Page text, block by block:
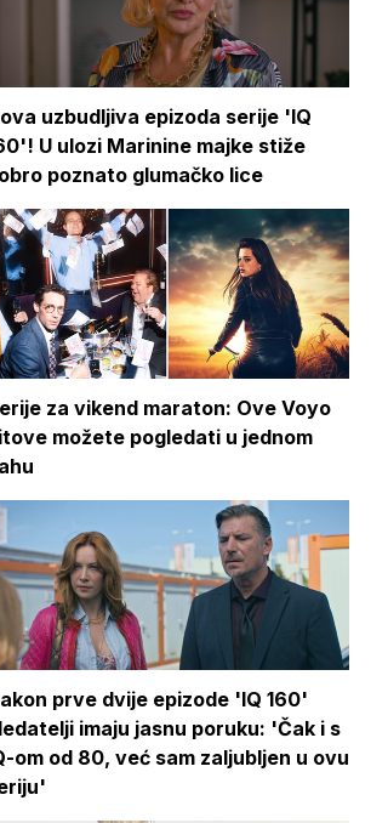
uzbudljiva epizoda serije 'IQ
U ulozi Marinine majke stiže
poznato glumačko lice
za vikend maraton: Ove Voyo
možete pogledati u jednom
prve dvije epizode 'IQ 160'
imaju jasnu poruku: 'Čak i s
om od 80, već sam zaljubljen u ovu